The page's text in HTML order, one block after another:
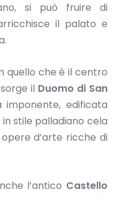
si può fruire di
il palato e
quello che è il centro
il Duomo di San
imponente, edificata
stile palladiano cela
d’arte ricche di
l’antico Castello